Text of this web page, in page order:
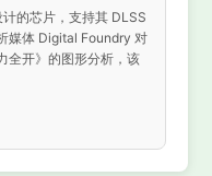
的芯片，支持其 DLSS
媒体 Digital Foundry 对
全开》的图形分析，该